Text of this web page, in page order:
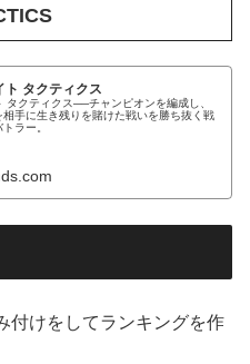
ト タクティクス
タクティクス──チャンピオンを編成し、
相手に生き残りを賭けた戦いを勝ち抜く戦
ラー。
付けをしてランキングを作